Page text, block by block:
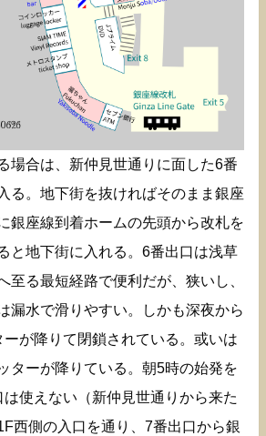
場合は、新仲見世通りに面した6番
る。地下街を抜ければそのまま銀座
銀座線到着ホームの先頭から改札を
と地下街に入れる。6番出口は浅草
至る最短経路で便利だが、狭いし、
漏水で滑りやすい。しかも深夜から
が降りて閉鎖されている。或いは
ターが降りている。朝5時の始発を
使えない（新仲見世通りから来た
西側の入口を通り、7番出口から銀